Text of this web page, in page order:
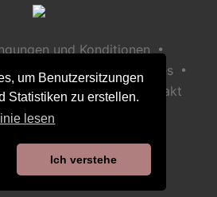
um Benutzersitzungen
Statistiken zu erstellen.
lesen
Ich verstehe
und Konditionen •
Richtlinie zu Cookies •
Hilfe / Kontakt